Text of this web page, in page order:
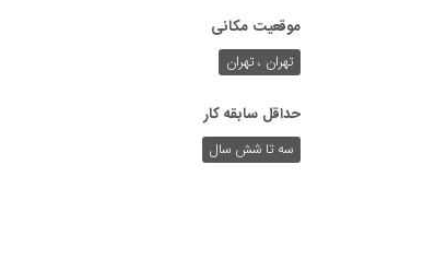
موقعیت مکانی
تهران ، تهران
حداقل سابقه کار
سه تا شش سال